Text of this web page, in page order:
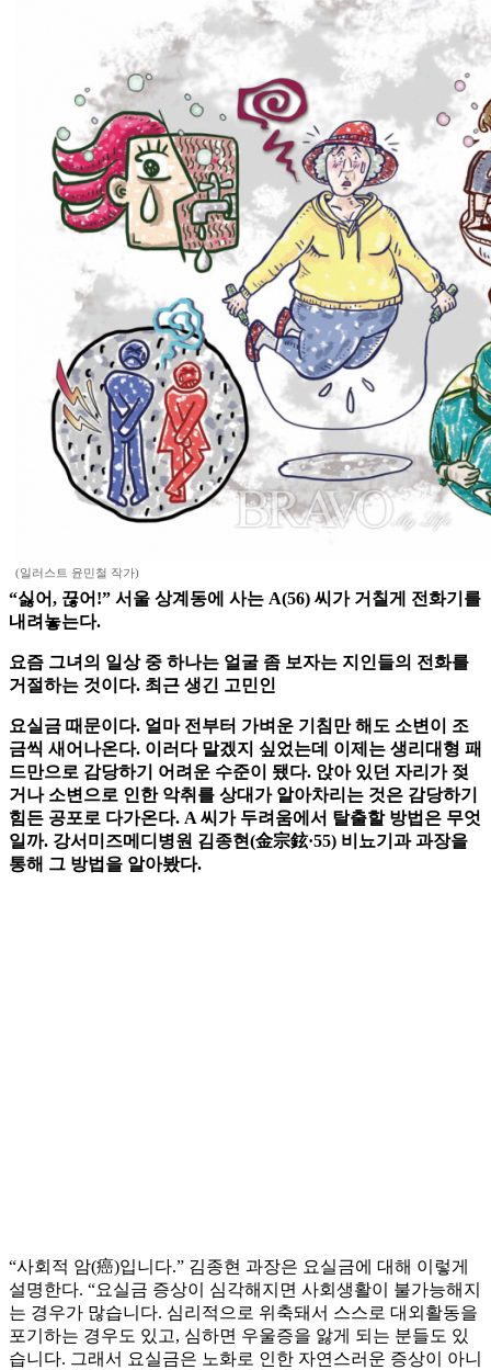
(일러스트 윤민철 작가)
“싫어, 끊어!” 서울 상계동에 사는 A(56) 씨가 거칠게 전화기를
내려놓는다.
요즘 그녀의 일상 중 하나는 얼굴 좀 보자는 지인들의 전화를
거절하는 것이다. 최근 생긴 고민인
요실금 때문이다. 얼마 전부터 가벼운 기침만 해도 소변이 조
금씩 새어나온다. 이러다 말겠지 싶었는데 이제는 생리대형 패
드만으로 감당하기 어려운 수준이 됐다. 앉아 있던 자리가 젖
거나 소변으로 인한 악취를 상대가 알아차리는 것은 감당하기
힘든 공포로 다가온다. A 씨가 두려움에서 탈출할 방법은 무엇
일까. 강서미즈메디병원 김종현(金宗鉉·55) 비뇨기과 과장을
통해 그 방법을 알아봤다.
“사회적 암(癌)입니다.” 김종현 과장은 요실금에 대해 이렇게
설명한다. “요실금 증상이 심각해지면 사회생활이 불가능해지
는 경우가 많습니다. 심리적으로 위축돼서 스스로 대외활동을
포기하는 경우도 있고, 심하면 우울증을 앓게 되는 분들도 있
습니다. 그래서 요실금은 노화로 인한 자연스러운 증상이 아니